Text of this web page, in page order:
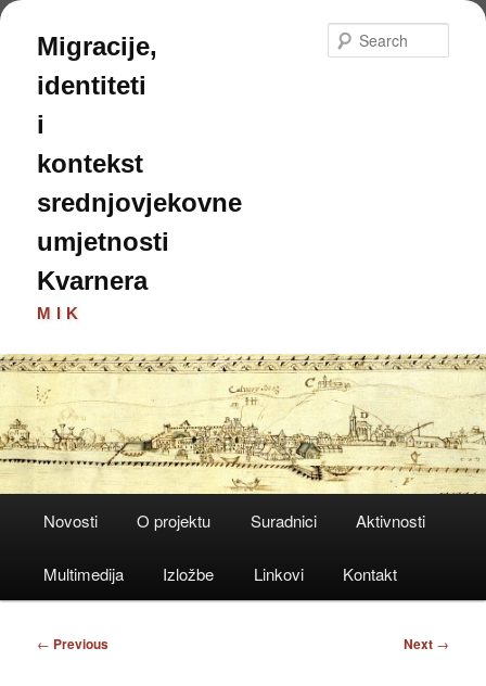
Skip
primary
content
Migracije,
identiteti
i
kontekst
srednjovjekovne
umjetnosti
Kvarnera
MIK
Novosti O projektu Suradnici Aktivnosti
Multimedija Izložbe Linkovi Kontakt
Post
← Previous Next →